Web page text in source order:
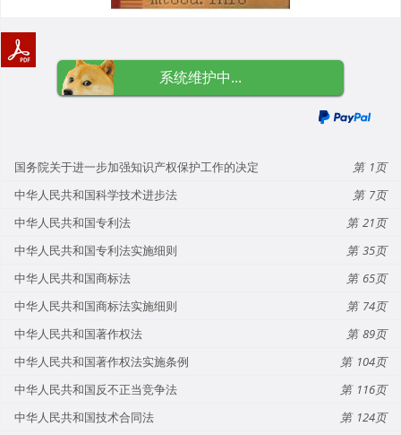
系统维护中...
国务院关于进一步加强知识产权保护工作的决定
1
中华人民共和国科学技术进步法
7
中华人民共和国专利法
21
中华人民共和国专利法实施细则
35
中华人民共和国商标法
65
中华人民共和国商标法实施细则
74
中华人民共和国著作权法
89
中华人民共和国著作权法实施条例
104
中华人民共和国反不正当竞争法
116
中华人民共和国技术合同法
124